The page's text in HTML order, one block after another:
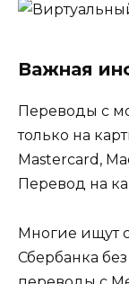
Важная
Переводы с
только на
Mastercard,
Перевод на
Многие ищут
Сбербанка